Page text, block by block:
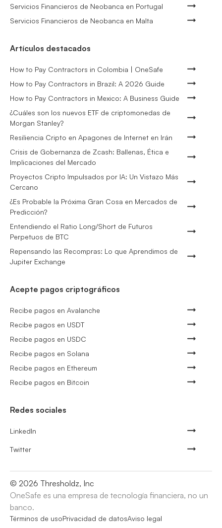
Servicios Financieros de Neobanca en Portugal
Servicios Financieros de Neobanca en Malta
Artículos destacados
How to Pay Contractors in Colombia | OneSafe
How to Pay Contractors in Brazil: A 2026 Guide
How to Pay Contractors in Mexico: A Business Guide
¿Cuáles son los nuevos ETF de criptomonedas de
Morgan Stanley?
Resiliencia Cripto en Apagones de Internet en Irán
Crisis de Gobernanza de Zcash: Ballenas, Ética e
Implicaciones del Mercado
Proyectos Cripto Impulsados por IA: Un Vistazo Más
Cercano
¿Es Probable la Próxima Gran Cosa en Mercados de
Predicción?
Entendiendo el Ratio Long/Short de Futuros
Perpetuos de BTC
Repensando las Recompras: Lo que Aprendimos de
Jupiter Exchange
Acepte pagos criptográficos
Recibe pagos en Avalanche
Recibe pagos en USDT
Recibe pagos en USDC
Recibe pagos en Solana
Recibe pagos en Ethereum
Recibe pagos en Bitcoin
Redes sociales
LinkedIn
Twitter
© 2026 Thresholdz, Inc
OneSafe es una empresa de tecnología financiera, no un
banco.
Términos de usoPrivacidad de datosAviso legal